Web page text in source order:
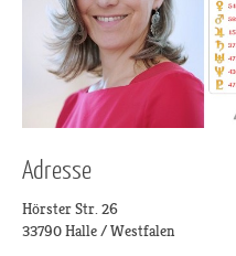
Adresse
Hörster Str. 26
33790 Halle / Westfalen